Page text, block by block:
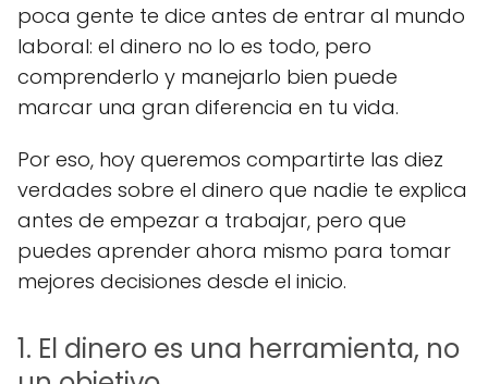
poca gente te dice antes de entrar al mundo
laboral: el dinero no lo es todo, pero
comprenderlo y manejarlo bien puede
marcar una gran diferencia en tu vida.
Por eso, hoy queremos compartirte las diez
verdades sobre el dinero que nadie te explica
antes de empezar a trabajar, pero que
puedes aprender ahora mismo para tomar
mejores decisiones desde el inicio.
1. El dinero es una herramienta, no